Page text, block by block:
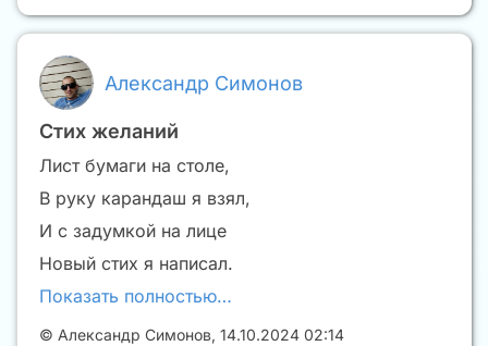
Александр Симонов
Стих желаний
Лист бумаги на столе,
В руку карандаш я взял,
И с задумкой на лице
Новый стих я написал.
Показать полностью…
© Александр Симонов, 14.10.2024 02:14